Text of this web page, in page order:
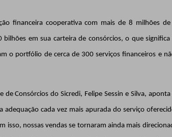
financeira cooperativa com mais de 8 milhões
bilhões em sua carteira de consórcios, o que
o portfólio de cerca de 300 serviços financeiros e
de Consórcios do Sicredi, Felipe Sessin e Silva,
adequação cada vez mais apurada do serviço
isso, nossas vendas se tornaram ainda mais